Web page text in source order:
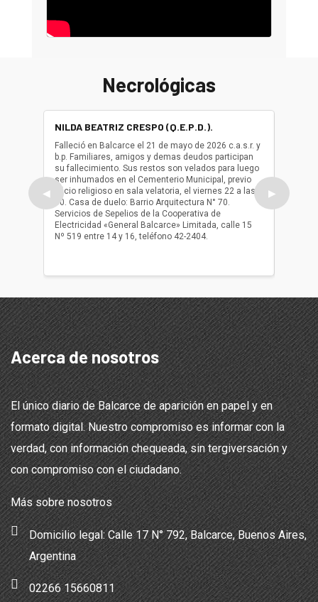
Necrológicas
◀
NILDA BEATRIZ CRESPO (Q.E.P.D.).
Falleció en Balcarce el 21 de mayo de 2026 c.a.s.r. y
b.p. Familiares, amigos y demas deudos participan
su fallecimiento. Sus restos son velados para luego
ser inhumados en el Cementerio Municipal, previo
oficio religioso en sala velatoria, el viernes 22 a las
10. Casa de duelo: Barrio Arquitectura N° 70.
Servicios de Sepelios de la Cooperativa de
Electricidad «General Balcarce» Limitada, calle 15
Nº 519 entre 14 y 16, teléfono 42-2404.
ser
oficio
▶
Acerca de nosotros
El único diario de Balcarce de aparición en papel y en
formato digital. Nuestro compromiso es informar con la
verdad, con información chequeada, sin tergiversación y
con compromiso con el ciudadano.
Más sobre nosotros
Domicilio legal: Calle 17 N° 792, Balcarce, Buenos Aires,
Argentina
02266 15660811